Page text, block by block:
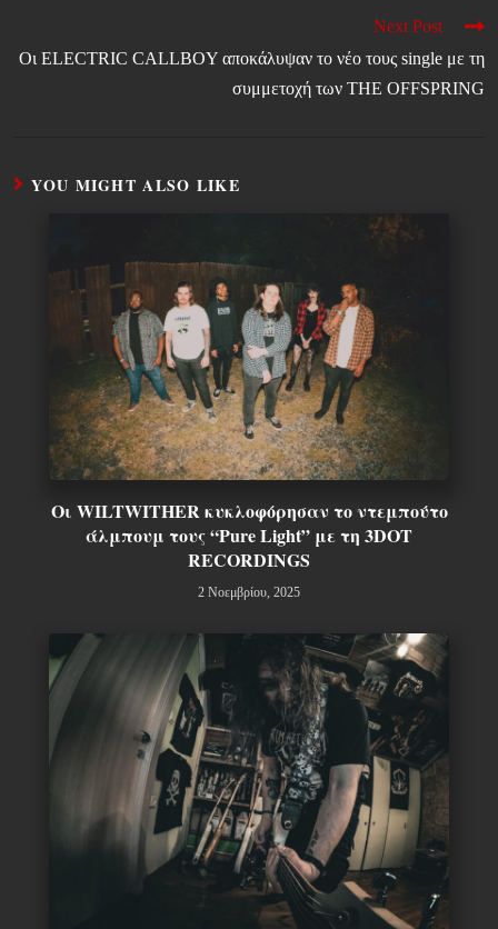
Next Post
Οι ELECTRIC CALLBOY αποκάλυψαν το νέο τους single με τη
συμμετοχή των THE OFFSPRING
YOU MIGHT ALSO LIKE
Οι WILTWITHER κυκλοφόρησαν το ντεμπούτο
άλμπουμ τους “Pure Light” με τη 3DOT
RECORDINGS
2 Νοεμβρίου, 2025